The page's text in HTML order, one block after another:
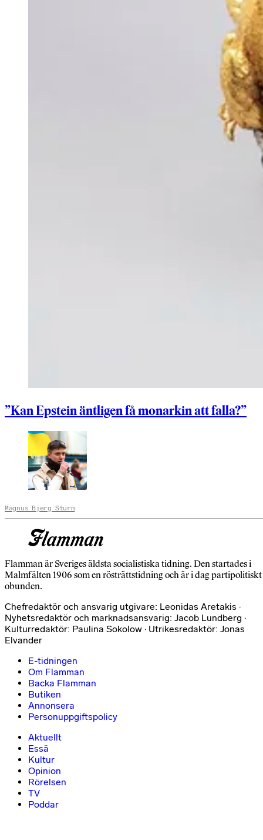
”Kan Epstein äntligen få monarkin att falla?”
Magnus Bjerg Sturm
Flamman är Sveriges äldsta socialistiska tidning. Den startades i
Malmfälten 1906 som en rösträttstidning och är i dag partipolitiskt
obunden.
Chefredaktör och ansvarig utgivare: Leonidas Aretakis ·
Nyhetsredaktör och marknadsansvarig: Jacob Lundberg ·
Kulturredaktör: Paulina Sokolow · Utrikesredaktör: Jonas
Elvander
E-tidningen
Om Flamman
Backa Flamman
Butiken
Annonsera
Personuppgiftspolicy
Aktuellt
Essä
Kultur
Opinion
Rörelsen
TV
Poddar